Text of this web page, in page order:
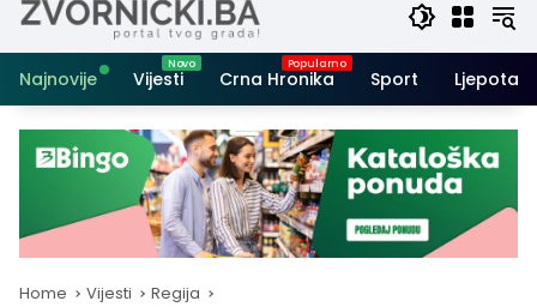
Najnovije Vijesti Crna Hronika Sport Ljepota i
Home Vijesti Regija